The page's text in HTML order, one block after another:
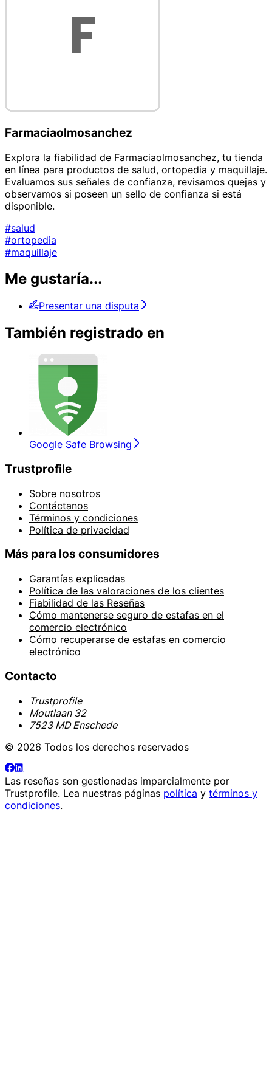
Farmaciaolmosanchez
Explora la fiabilidad de Farmaciaolmosanchez, tu tienda
en línea para productos de salud, ortopedia y maquillaje.
Evaluamos sus señales de confianza, revisamos quejas y
observamos si poseen un sello de confianza si está
disponible.
#salud
#ortopedia
#maquillaje
Me gustaría...
Presentar una disputa
También registrado en
Google Safe Browsing
Trustprofile
Sobre nosotros
Contáctanos
Términos y condiciones
Política de privacidad
Más para los consumidores
Garantías explicadas
Política de las valoraciones de los clientes
Fiabilidad de las Reseñas
Cómo mantenerse seguro de estafas en el
comercio electrónico
Cómo recuperarse de estafas en comercio
electrónico
Contacto
Trustprofile
Moutlaan 32
7523 MD Enschede
© 2026 Todos los derechos reservados
Las reseñas son gestionadas imparcialmente por
Trustprofile. Lea nuestras páginas política y términos y
condiciones.